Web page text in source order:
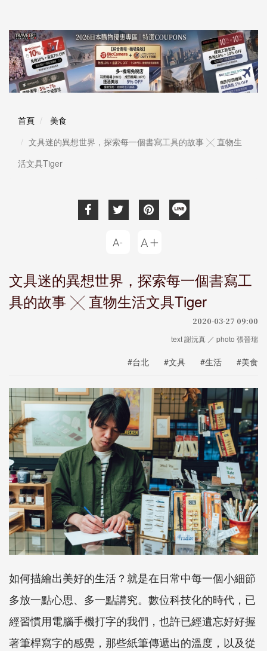
首頁
美食
文具迷的異想世界，探索每一個書寫工具的故事 ╳ 直物生
活文具Tiger
文具迷的異想世界，探索每一個書寫工
具的故事 ╳ 直物生活文具Tiger
2020-03-27 09:00
text 謝沅真 ／ photo 張晉瑞
#台北 #文具 #生活 #美食
如何描繪出美好的生活？就是在日常中每一個小細節
多放一點心思、多一點講究。數位科技化的時代，已
經習慣用電腦手機打字的我們，也許已經遺忘好好握
著筆桿寫字的感覺，那些紙筆傳遞出的溫度，以及從